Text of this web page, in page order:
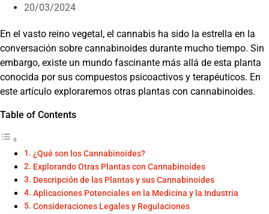
20/03/2024
En el vasto reino vegetal, el cannabis ha sido la estrella en la
conversación sobre cannabinoides durante mucho tiempo. Sin
embargo, existe un mundo fascinante más allá de esta planta
conocida por sus compuestos psicoactivos y terapéuticos. En
este artículo exploraremos otras plantas con cannabinoides.
Table of Contents
¿Qué son los Cannabinoides?
Explorando Otras Plantas con Cannabinoides
Descripción de las Plantas y sus Cannabinoides
Aplicaciones Potenciales en la Medicina y la Industria
Consideraciones Legales y Regulaciones